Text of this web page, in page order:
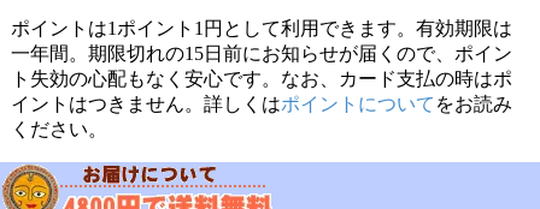
ポイントは1ポイント1円として利用できます。有効期限は
一年間。期限切れの15日前にお知らせが届くので、ポイン
ト失効の心配もなく安心です。なお、カード支払の時はポ
イントはつきません。詳しくはポイントについて をお読み
ください。